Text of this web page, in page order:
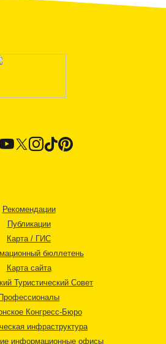
Рекомендации
Публикации
Карта / ГИС
бюллетень
Карта сайта
Туристический Совет
Профессионалы
Конгресс-Бюро
инфраструктура
информационные офисы